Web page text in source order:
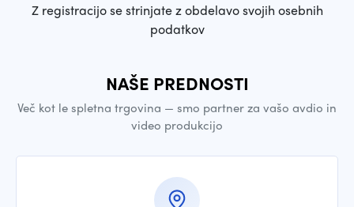
Z registracijo se strinjate z obdelavo svojih osebnih
podatkov
NAŠE PREDNOSTI
Več kot le spletna trgovina — smo partner za vašo avdio in
video produkcijo